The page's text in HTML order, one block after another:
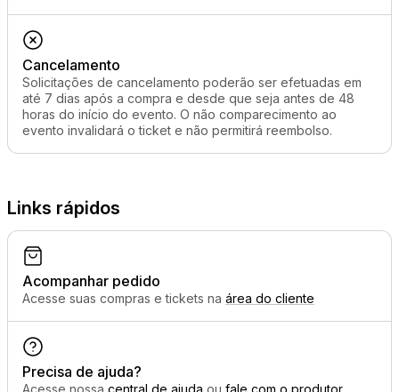
Cancelamento
Solicitações de cancelamento poderão ser efetuadas em
até 7 dias após a compra e desde que seja antes de 48
horas do início do evento. O não comparecimento ao
evento invalidará o ticket e não permitirá reembolso.
Links rápidos
Acompanhar pedido
Acesse suas compras e tickets na área do cliente
Precisa de ajuda?
Acesse nossa central de ajuda ou fale com o produtor